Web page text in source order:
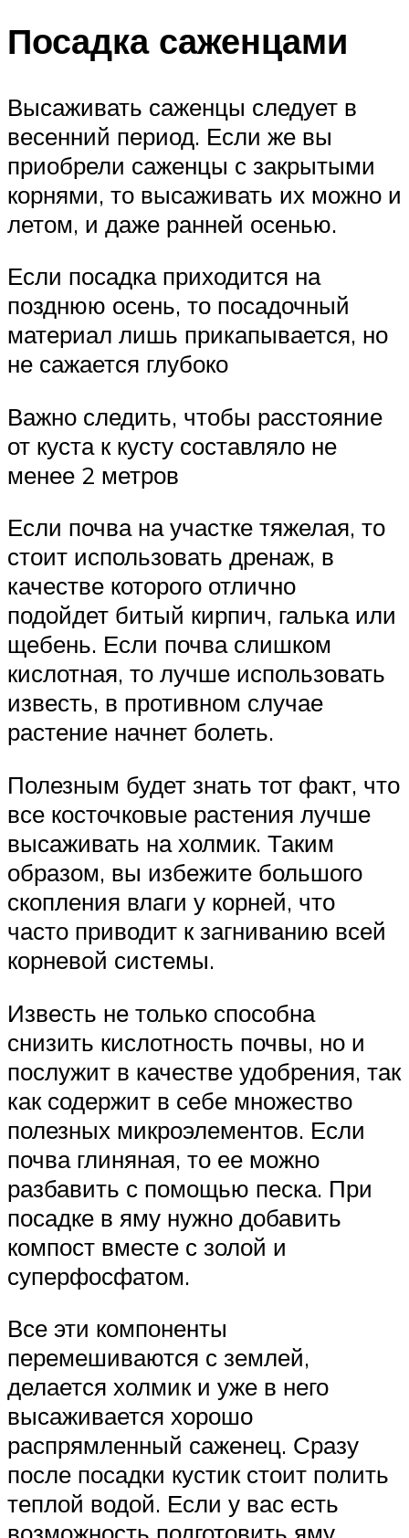
Посадка саженцами
Высаживать саженцы следует в
весенний период. Если же вы
приобрели саженцы с закрытыми
корнями, то высаживать их можно и
летом, и даже ранней осенью.
Если посадка приходится на
позднюю осень, то посадочный
материал лишь прикапывается, но
не сажается глубоко
Важно следить, чтобы расстояние
от куста к кусту составляло не
менее 2 метров
Если почва на участке тяжелая, то
стоит использовать дренаж, в
качестве которого отлично
подойдет битый кирпич, галька или
щебень. Если почва слишком
кислотная, то лучше использовать
известь, в противном случае
растение начнет болеть.
Полезным будет знать тот факт, что
все косточковые растения лучше
высаживать на холмик. Таким
образом, вы избежите большого
скопления влаги у корней, что
часто приводит к загниванию всей
корневой системы.
Известь не только способна
снизить кислотность почвы, но и
послужит в качестве удобрения, так
как содержит в себе множество
полезных микроэлементов. Если
почва глиняная, то ее можно
разбавить с помощью песка. При
посадке в яму нужно добавить
компост вместе с золой и
суперфосфатом.
Все эти компоненты
перемешиваются с землей,
делается холмик и уже в него
высаживается хорошо
распрямленный саженец. Сразу
после посадки кустик стоит полить
теплой водой. Если у вас есть